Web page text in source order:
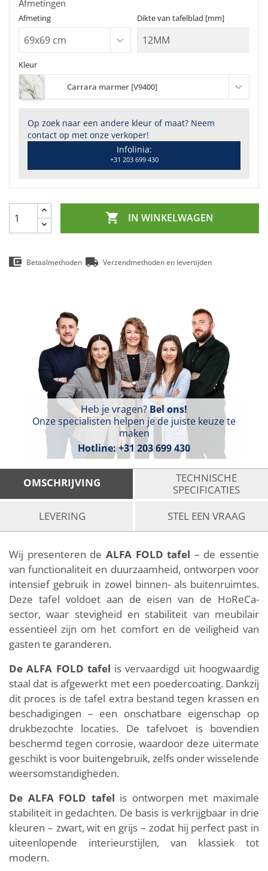
Kleur
Carrara marmer [V9400]
Op zoek naar een andere kleur of maat? Neem
contact op met onze verkoper!
Infolinia:
+31 203 699 430
Afmeting Dikte van tafelblad [mm]
Afmetingen
 IN WINKELWAGEN
Betaalmethoden Verzendmethoden en levertijden
Heb je vragen?Bel ons!
Onze specialisten helpen je de juiste keuze te
maken
Hotline:+31 203 699 430
OMSCHRIJVING
TECHNISCHE
SPECIFICATIES
LEVERING
STEL EEN VRAAG
Wij presenteren de ALFA FOLD tafel – de essentie
van functionaliteit en duurzaamheid, ontworpen voor
intensief gebruik in zowel binnen- als buitenruimtes.
Deze tafel voldoet aan de eisen van de HoReCa-
sector, waar stevigheid en stabiliteit van meubilair
essentieel zijn om het comfort en de veiligheid van
gasten te garanderen.
De ALFA FOLD tafel is vervaardigd uit hoogwaardig
staal dat is afgewerkt met een poedercoating. Dankzij
dit proces is de tafel extra bestand tegen krassen en
beschadigingen – een onschatbare eigenschap op
drukbezochte locaties. De tafelvoet is bovendien
beschermd tegen corrosie, waardoor deze uitermate
geschikt is voor buitengebruik, zelfs onder wisselende
weersomstandigheden.
De ALFA FOLD tafel is ontworpen met maximale
stabiliteit in gedachten. De basis is verkrijgbaar in drie
kleuren – zwart, wit en grijs – zodat hij perfect past in
uiteenlopende interieurstijlen, van klassiek tot
modern.